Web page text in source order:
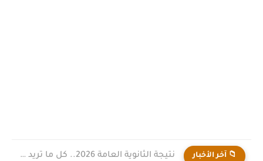
📁 آخر الأخبار نتيجة الثانوية العامة 2026.. كل ما تريد معرفته عن موعد...